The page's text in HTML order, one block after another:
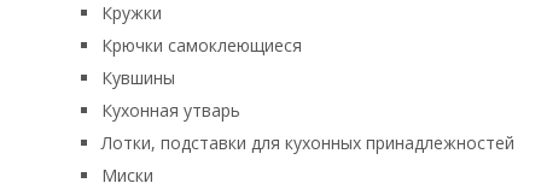
Кружки
Крючки самоклеющиеся
Кувшины
Кухонная утварь
Лотки, подставки для кухонных принадлежностей
Миски